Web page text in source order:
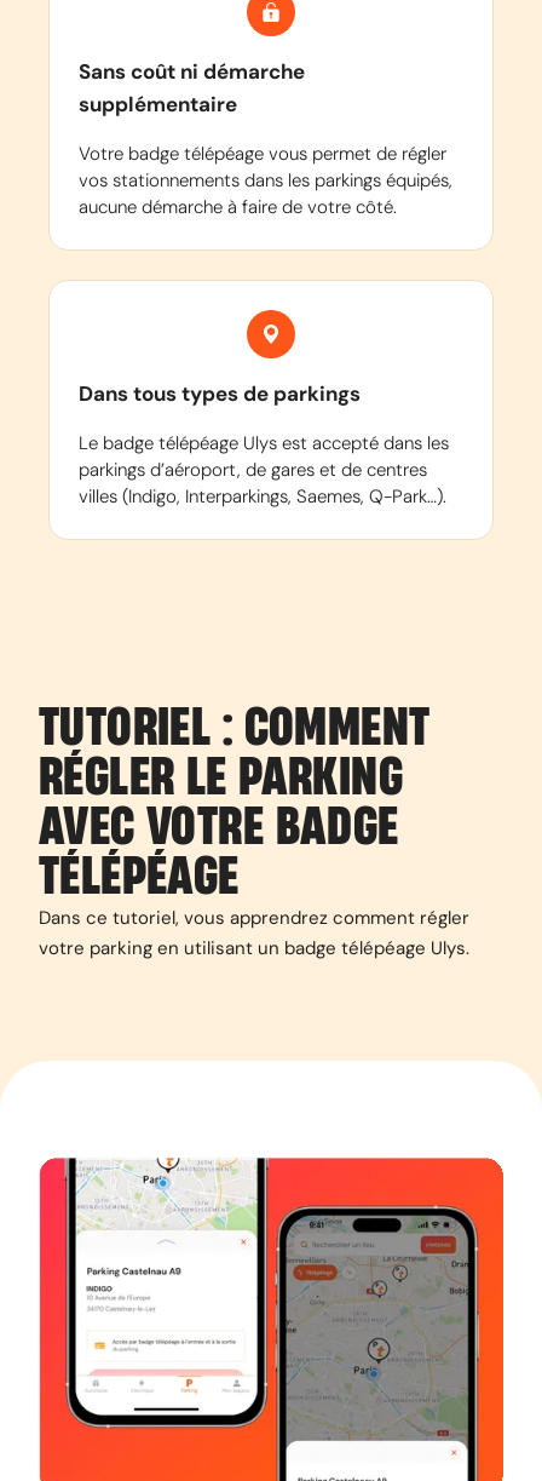
Sans coût ni démarche
supplémentaire
Votre badge télépéage vous permet de régler
vos stationnements dans les parkings équipés,
aucune démarche à faire de votre côté.
Dans tous types de parkings
Le badge télépéage Ulys est accepté dans les
parkings d’aéroport, de gares et de centres
villes (Indigo, Interparkings, Saemes, Q-Park…).
TUTORIEL : COMMENT
RÉGLER LE PARKING
AVEC VOTRE BADGE
TÉLÉPÉAGE
Dans ce tutoriel, vous apprendrez comment régler
votre parking en utilisant un badge télépéage Ulys.